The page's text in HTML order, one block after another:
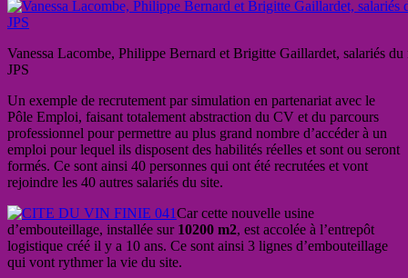
Vanessa Lacombe, Philippe Bernard et Brigitte Gaillardet, salariés
JPS
Un exemple de recrutement par simulation en partenariat avec le
Pôle Emploi, faisant totalement abstraction du CV et du parcours
professionnel pour permettre au plus grand nombre d’accéder à un
emploi pour lequel ils disposent des habilités réelles et sont ou seront
formés. Ce sont ainsi 40 personnes qui ont été recrutées et vont
rejoindre les 40 autres salariés du site.
Car cette nouvelle usine
d’embouteillage, installée sur 10200 m2, est accolée à l’entrepôt
logistique créé il y a 10 ans. Ce sont ainsi 3 lignes d’embouteillage
qui vont rythmer la vie du site.